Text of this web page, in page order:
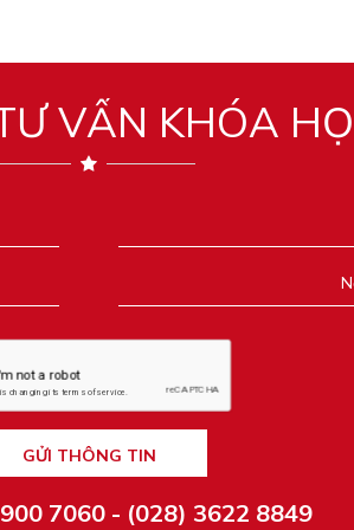
VẤN KHÓA
GỬI THÔNG TIN
7060 - (028) 3622 8849